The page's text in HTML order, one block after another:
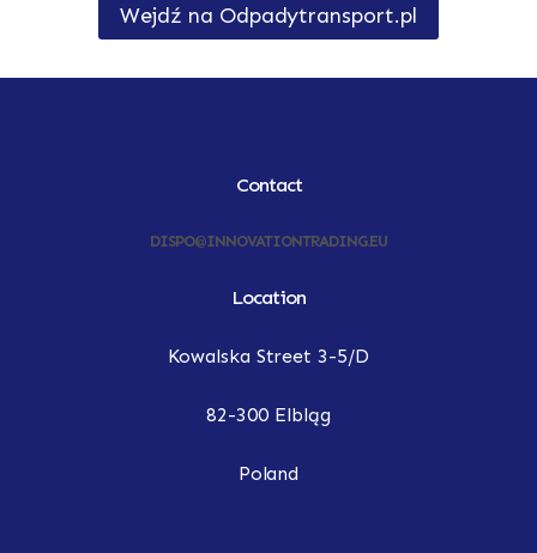
Wejdź na Odpadytransport.pl
Contact
DISPO@INNOVATIONTRADING.EU
Location
Kowalska Street 3-5/D
82-300 Elbląg
Poland